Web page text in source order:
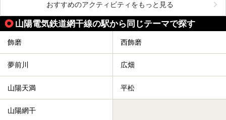
おすすめのアクティビティをもっと見る
山陽電気鉄道網干線の駅から同じテーマで探す
飾磨 西飾磨
夢前川 広畑
山陽天満 平松
山陽網干